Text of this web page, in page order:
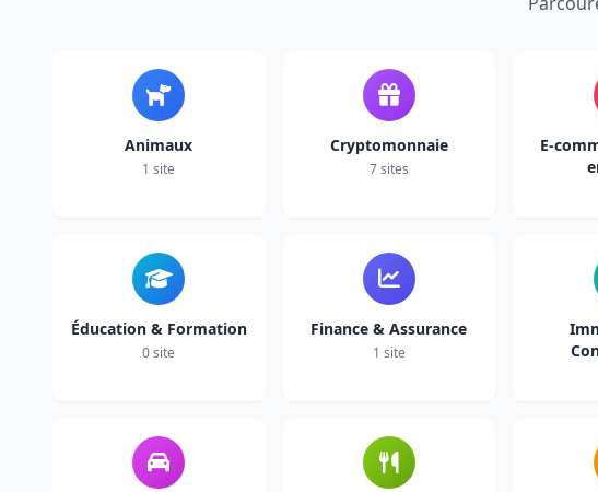
Animaux
1 site
Cryptomonnaie
7 sites
E-
Éducation & Formation
0 site
Finance & Assurance
1 site